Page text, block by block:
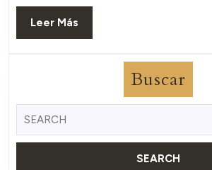
Leer Más
Más
Buscar